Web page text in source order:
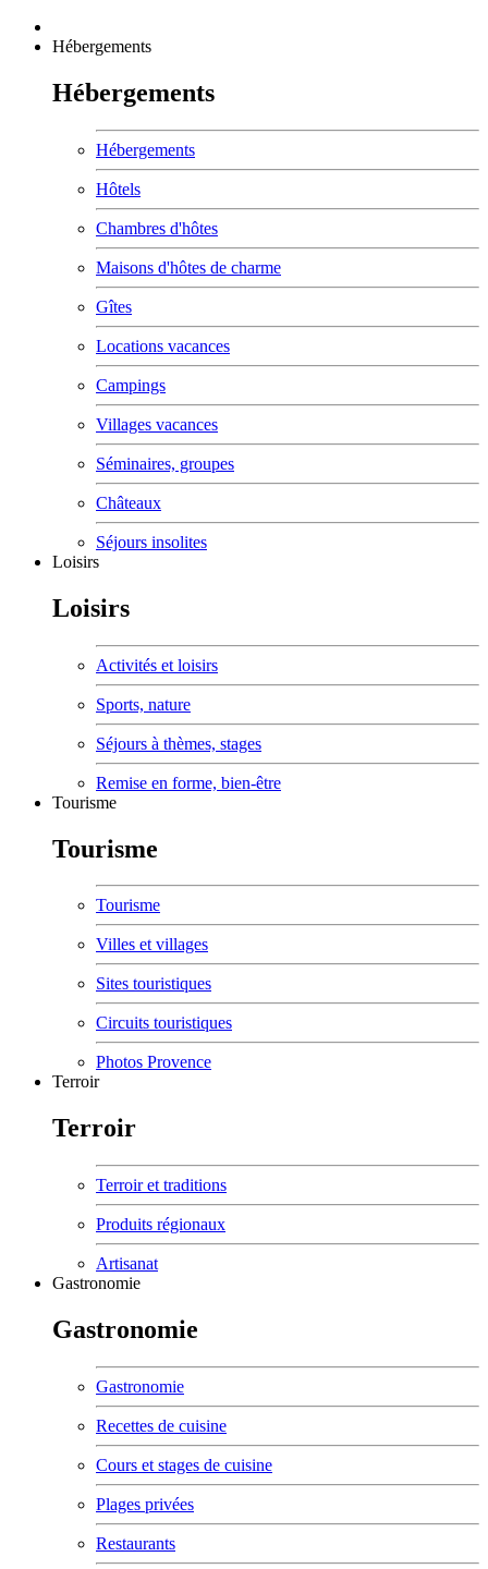
Hébergements
Hébergements
Hébergements
Hôtels
Chambres d'hôtes
Maisons d'hôtes de charme
Gîtes
Locations vacances
Campings
Villages vacances
Séminaires, groupes
Châteaux
Séjours insolites
Loisirs
Loisirs
Activités et loisirs
Sports, nature
Séjours à thèmes, stages
Remise en forme, bien-être
Tourisme
Tourisme
Tourisme
Villes et villages
Sites touristiques
Circuits touristiques
Photos Provence
Terroir
Terroir
Terroir et traditions
Produits régionaux
Artisanat
Gastronomie
Gastronomie
Gastronomie
Recettes de cuisine
Cours et stages de cuisine
Plages privées
Restaurants